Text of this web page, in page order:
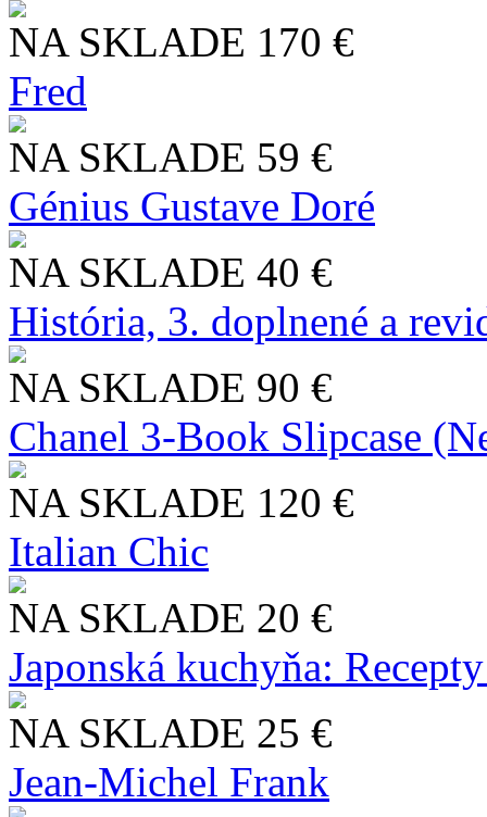
NA SKLADE 170 €
Fred
NA SKLADE 59 €
Génius Gustave Doré
NA SKLADE 40 €
História, 3. doplnené a
NA SKLADE 90 €
Chanel 3-Book Slipcase
NA SKLADE 120 €
Italian Chic
NA SKLADE 20 €
Japonská kuchyňa:
NA SKLADE 25 €
Jean-Michel Frank